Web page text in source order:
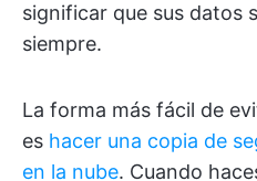
significar que sus datos
siempre.
La forma más fácil de
es hacer una copia de
en la nube. Cuando